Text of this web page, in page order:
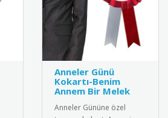
Anneler Günü
Kokartı-Benim
Annem Bir Melek
Anneler Gününe özel